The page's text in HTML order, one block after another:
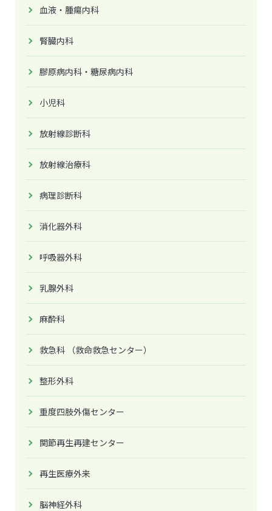
血液・腫瘍内科
腎臓内科
膠原病内科・糖尿病内科
小児科
放射線診断科
放射線治療科
病理診断科
消化器外科
呼吸器外科
乳腺外科
麻酔科
救急科 （救命救急センター）
整形外科
重度四肢外傷センター
関節再生再建センター
再生医療外来
脳神経外科